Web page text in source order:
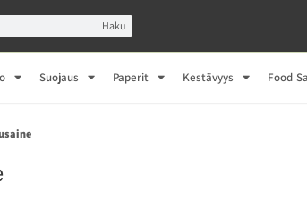
Haku
Suojaus Paperit Kestävyys Food